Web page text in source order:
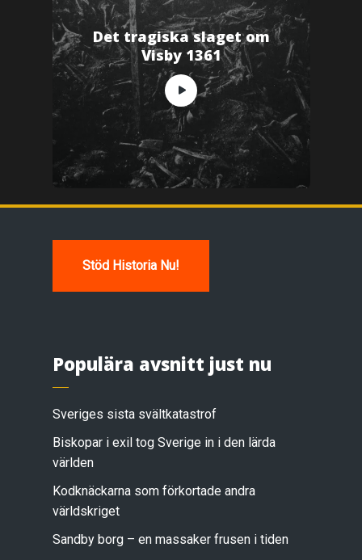
Det tragiska slaget om
Visby 1361
Stöd Historia Nu!
Populära avsnitt just nu
Sveriges sista svältkatastrof
Biskopar i exil tog Sverige in i den lärda
världen
Kodknäckarna som förkortade andra
världskriget
Sandby borg – en massaker frusen i tiden